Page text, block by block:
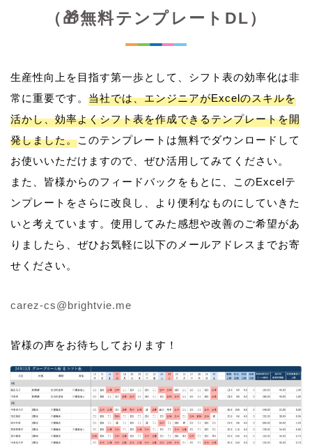
（🎁無料テンプレートDL）
生産性向上を目指す第一歩として、シフト表の効率化は非
常に重要です。 当社では、エンジニアがExcelのスキルを
活かし、効率よくシフト表を作成できるテンプレートを開
発しました。このテンプレートは無料でダウンロードして
お使いいただけますので、ぜひ活用してみてください。
また、皆様からのフィードバックをもとに、このExcelテ
ンプレートをさらに改良し、より便利なものにしていきた
いと考えています。使用してみた感想や改善のご希望があ
りましたら、ぜひお気軽に以下のメールアドレスまでお寄
せください。
carez-cs@brightvie.me
皆様の声をお待ちしております！